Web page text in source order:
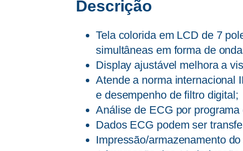
Descrição
Tela colorida em LCD de 7
simultâneas em forma de
Display ajustável melhora a
Atende a norma internacional
e desempenho de filtro digital;
Análise de ECG por
Dados ECG podem ser
Impressão/armazenamento